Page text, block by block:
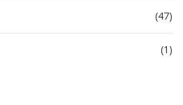
(47)
(1)